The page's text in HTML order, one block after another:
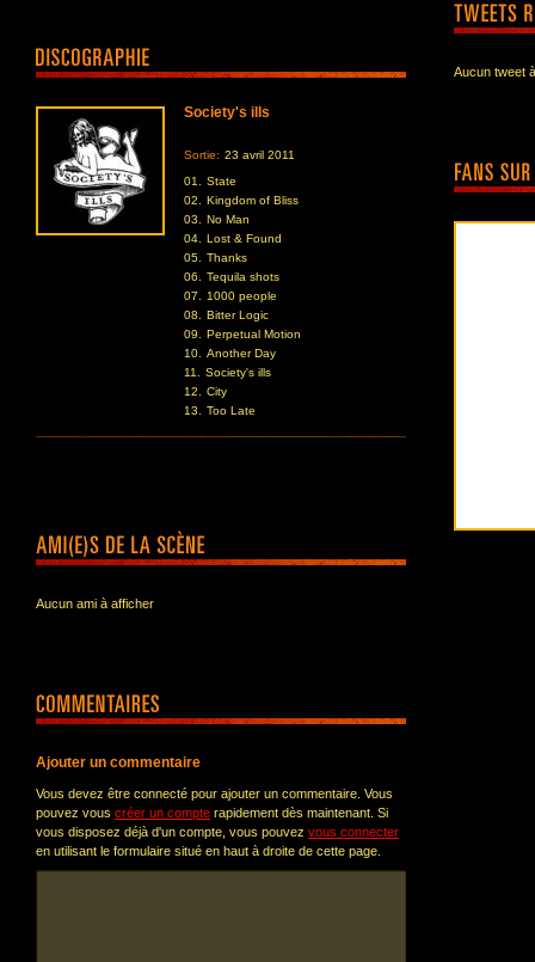
Society's ills
Sortie: 23 avril 2011
01.
State
02.
Kingdom of Bliss
03.
No Man
04.
Lost & Found
05.
Thanks
06.
Tequila shots
07.
1000 people
08.
Bitter Logic
09.
Perpetual Motion
10.
Another Day
11.
Society's ills
12.
City
13.
Too Late
Aucun ami à afficher
Ajouter un commentaire
Vous devez être connecté pour ajouter un commentaire. Vous
pouvez vous créer un compte rapidement dès maintenant. Si
vous disposez déjà d'un compte, vous pouvez vous connecter
en utilisant le formulaire situé en haut à droite de cette page.
Aucun tweet